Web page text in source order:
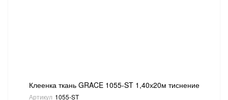
Клеенка ткань GRACE 1055-ST 1,40х20м тиснение
Артикул 1055-ST